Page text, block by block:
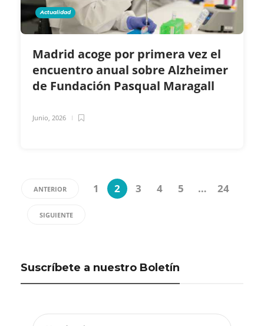
Actualidad
Madrid acoge por primera vez el
encuentro anual sobre Alzheimer
de Fundación Pasqual Maragall
Junio, 2026
ANTERIOR 1 2 3 4 5 … 24
SIGUIENTE
Suscríbete a nuestro Boletín